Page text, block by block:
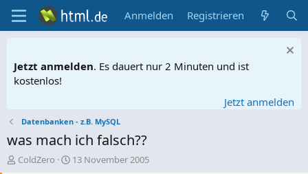
Anmelden Registrieren
Jetzt anmelden. Es dauert nur 2 Minuten und ist
kostenlos!
Jetzt anmelden
Datenbanken - z.B. MySQL
was mach ich falsch??
E
ColdZero
E13 November 2005